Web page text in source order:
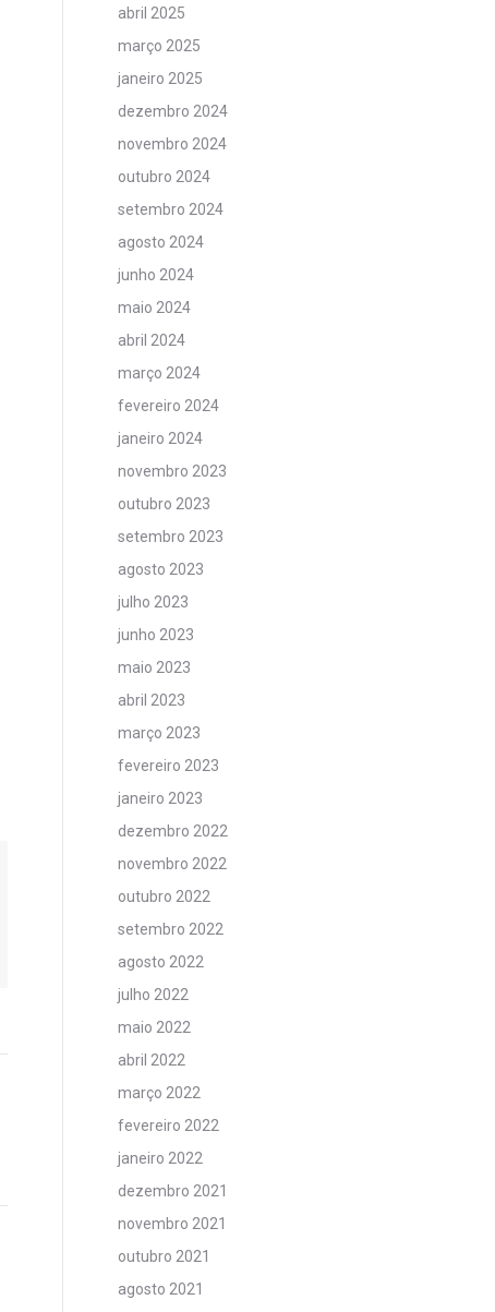
abril 2025
março 2025
janeiro 2025
dezembro 2024
novembro 2024
outubro 2024
setembro 2024
agosto 2024
junho 2024
maio 2024
abril 2024
março 2024
fevereiro 2024
janeiro 2024
novembro 2023
outubro 2023
setembro 2023
agosto 2023
julho 2023
junho 2023
maio 2023
abril 2023
março 2023
fevereiro 2023
janeiro 2023
dezembro 2022
novembro 2022
outubro 2022
setembro 2022
agosto 2022
julho 2022
maio 2022
abril 2022
março 2022
fevereiro 2022
janeiro 2022
dezembro 2021
novembro 2021
outubro 2021
agosto 2021